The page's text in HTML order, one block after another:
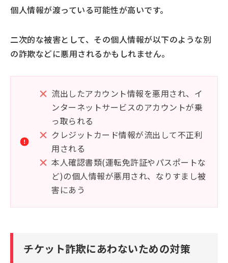
個人情報が渡っている可能性が高いです。
二次的な被害として、その個人情報が以下のような別
の詐欺などに悪用されるかもしれません。
流出したアカウント情報を悪用され、イ
ンターネットサービスのアカウントが乗
っ取られる
クレジットカード情報が流出して不正利
用される
本人確認書類(運転免許証やパスポートな
ど)の個人情報が悪用され、なりすまし被
害にあう
チケット詐欺にあわないための対策